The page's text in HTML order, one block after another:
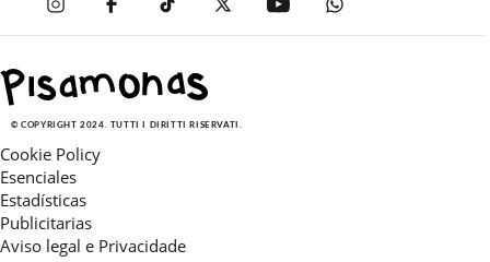
© COPYRIGHT 2024. TUTTI I DIRITTI RISERVATI.
Cookie Policy
Esenciales
Estadísticas
Publicitarias
Aviso legal e Privacidade